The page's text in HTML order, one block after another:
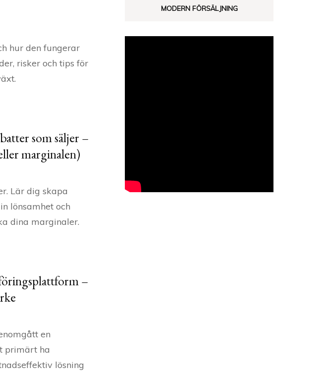
hur den fungerar
risker och tips för
som säljer –
marginalen)
Lär dig skapa
lönsamhet och
dina marginaler.
–
en
primärt ha
lösning
MODERN FÖRSÄLJNING